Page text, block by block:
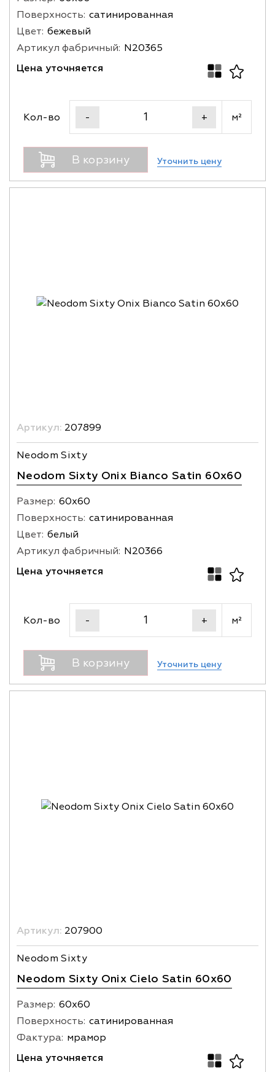
Поверхность: сатинированная
Цвет: бежевый
Артикул фабричный: N20365
Цена уточняется
Кол-во - + м²
В корзину Уточнить цену
Артикул: 207899
Neodom Sixty
Neodom Sixty Onix Bianco Satin 60x60
Размер: 60х60
Поверхность: сатинированная
Цвет: белый
Артикул фабричный: N20366
Цена уточняется
Кол-во - + м²
В корзину Уточнить цену
Артикул: 207900
Neodom Sixty
Neodom Sixty Onix Cielo Satin 60x60
Размер: 60х60
Поверхность: сатинированная
Фактура: мрамор
Цена уточняется